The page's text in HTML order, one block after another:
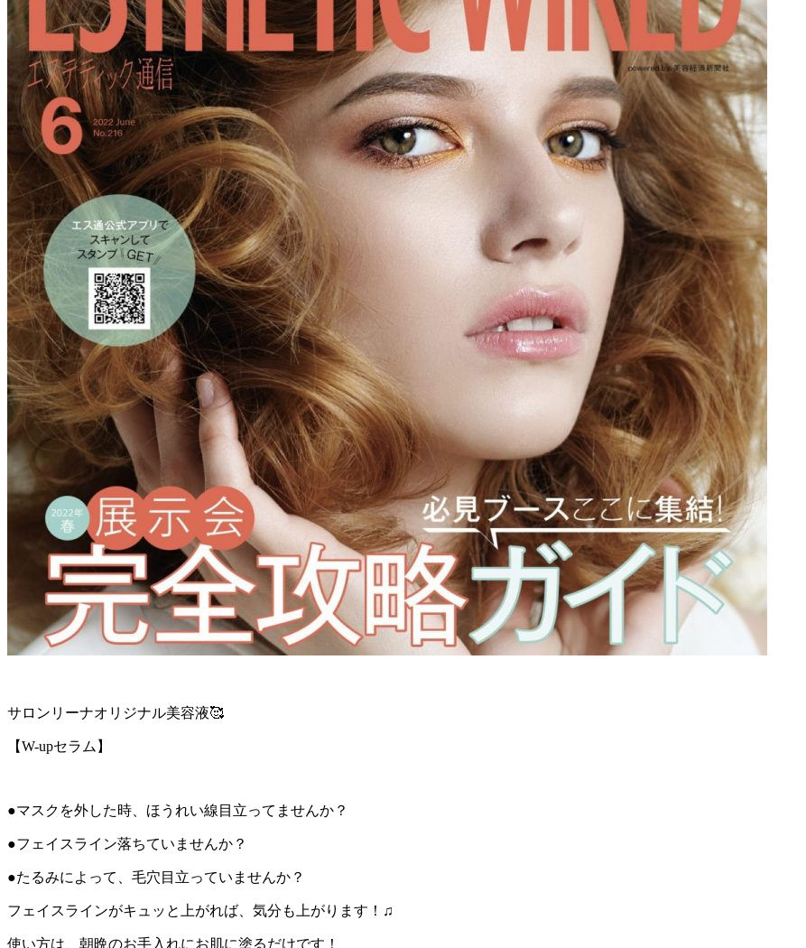
サロンリーナオリジナル美容液🥰
【W-upセラム】
●マスクを外した時、ほうれい線目立ってませんか？
●フェイスライン落ちていませんか？
●たるみによって、毛穴目立っていませんか？
フェイスラインがキュッと上がれば、気分も上がります！♫
使い方は、朝晩のお手入れにお肌に塗るだけです！